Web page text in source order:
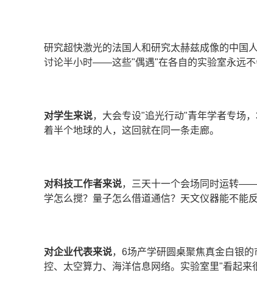
研究超快激光的法国人和研究太赫兹成像的中国
讨论半小时——这些"偶遇"在各自的实验室永远不
对学生来说，大会专设"追光行动"青年学者专场
着半个地球的人，这回就在同一条走廊。
对科技工作者来说，三天十一个会场同时运转
学怎么搅？量子怎么借道通信？天文仪器能不能
对企业代表来说，6场产学研圆桌聚焦真金白银
控、太空算力、海洋信息网络。实验室里"看起来